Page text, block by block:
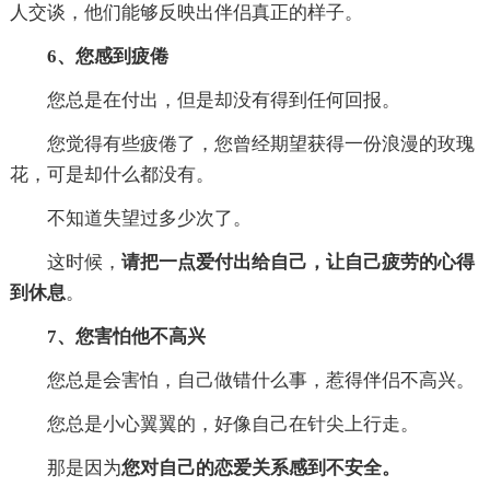
人交谈，他们能够反映出伴侣真正的样子。
6、您感到疲倦
您总是在付出，但是却没有得到任何回报。
您觉得有些疲倦了，您曾经期望获得一份浪漫的玫瑰
花，可是却什么都没有。
不知道失望过多少次了。
这时候， 请把一点爱付出给自己，让自己疲劳的心得
到休息。
7、您害怕他不高兴
您总是会害怕，自己做错什么事，惹得伴侣不高兴。
您总是小心翼翼的，好像自己在针尖上行走。
那是因为您对自己的恋爱关系感到不安全。